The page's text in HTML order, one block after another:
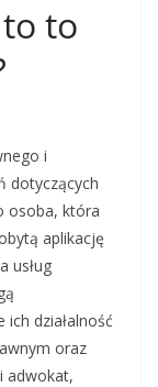
to
i
dotyczących
osoba, która
aplikację
usług
działalność
oraz
adwokat,